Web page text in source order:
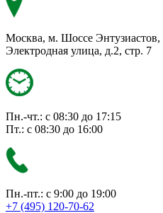
Москва, м. Шоссе Энтузиастов,
Электродная улица, д.2, стр. 7
Пн.-чт.: с 08:30 до 17:15
Пт.: с 08:30 до 16:00
Пн.-пт.: с 9:00 до 19:00
+7 (495) 120-70-62